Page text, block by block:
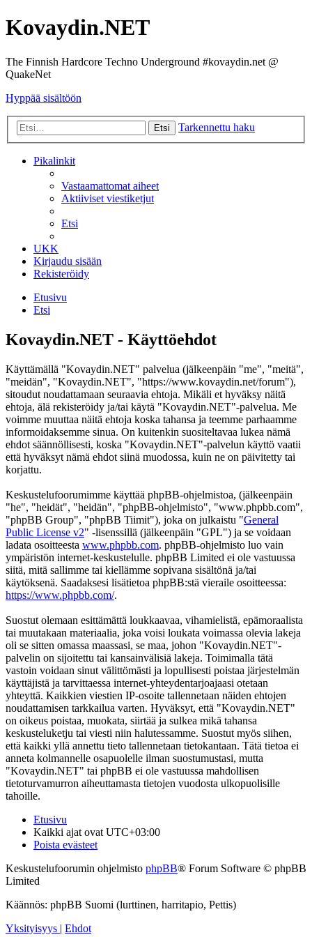
Kovaydin.NET
The Finnish Hardcore Techno Underground #kovaydin.net @
QuakeNet
Hyppää sisältöön
Etsi Tarkennettu haku
Pikalinkit
Vastaamattomat aiheet
Aktiiviset viestiketjut
Etsi
UKK
Kirjaudu sisään
Rekisteröidy
Etusivu
Etsi
Kovaydin.NET - Käyttöehdot
Käyttämällä "Kovaydin.NET" palvelua (jälkeenpäin "me", "meitä",
"meidän", "Kovaydin.NET", "https://www.kovaydin.net/forum"),
sitoudut noudattamaan seuraavia ehtoja. Mikäli et hyväksy näitä
ehtoja, älä rekisteröidy ja/tai käytä "Kovaydin.NET"-palvelua. Me
voimme muuttaa näitä ehtoja koska tahansa ja teemme parhaamme
informoidaksemme sinua. On kuitenkin suositeltavaa lukea nämä
ehdot säännöllisesti, koska "Kovaydin.NET"-palvelun käyttö vaatii
että hyväksyt nämä ehdot siinä muodossa, kuin ne on päivitetty tai
korjattu.
Keskustelufoorumimme käyttää phpBB-ohjelmistoa, (jälkeenpäin
"he", "heidät", "heidän", "phpBB-ohjelmisto", "www.phpbb.com",
"phpBB Group", "phpBB Tiimit"), joka on julkaistu "General
Public License v2" -lisenssillä (jälkeenpäin "GPL") ja se voidaan
ladata osoitteesta www.phpbb.com. phpBB-ohjelmisto luo vain
ympäristön internet-keskustelulle. phpBB Limited ei ole vastuussa
siitä, mitä sallimme tai kiellämme sopivana sisältönä ja/tai
käytöksenä. Saadaksesi lisätietoa phpBB:stä vieraile osoitteessa:
https://www.phpbb.com/.
Suostut olemaan esittämättä loukkaavaa, vihamielistä, epämoraalista
tai muutakaan materiaalia, joka voisi loukata voimassa olevia lakeja
oli se sitten omassa maassasi, se maa, johon "Kovaydin.NET"-
palvelin on sijoitettu tai kansainvälisiä lakeja. Toimimalla tätä
vastoin voidaan sinut välittömästi ja lopullisesti poistaa järjestelmän
käyttäjistä ja tarvittaessa internet-yhteydentarjoajaasi otetaan
yhteyttä. Kaikkien viestien IP-osoite tallennetaan näiden ehtojen
noudattamisen tarkkailua varten. Hyväksyt, että "Kovaydin.NET"
on oikeus poistaa, muokata, siirtää ja sulkea mikä tahansa
keskusteluketju tai viesti niin halutessamme. Suostut myös siihen,
että kaikki yllä annettu tieto tallennetaan tietokantaan. Tätä tietoa ei
anneta kolmannelle osapuolelle ilman suostumustasi, mutta
"Kovaydin.NET" tai phpBB ei ole vastuussa mahdollisen
tietoturvamurron aiheuttamasta tietojen vuodosta ulkopuolisille
tahoille.
Etusivu
Kaikki ajat ovat UTC+03:00
Poista evästeet
Keskustelufoorumin ohjelmisto phpBB® Forum Software © phpBB
Limited
Käännös: phpBB Suomi (lurttinen, harritapio, Pettis)
Yksityisyys | Ehdot